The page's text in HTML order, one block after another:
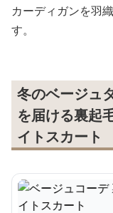
カーディガンを羽
す。
冬のベージュ
を届ける裏起
イトスカート